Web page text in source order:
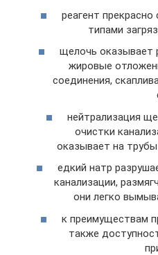
реагент
типами
щелочь оказывает
жировые
соединения,
нейтрализация
очистки
оказывает на
едкий натр
канализации,
они легко
к преимуществам
также